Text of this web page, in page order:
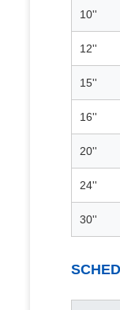
10''
12''
15''
16''
20''
24''
30''